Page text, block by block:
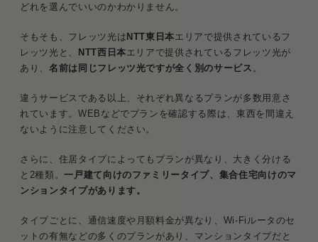
どれを選んでいいのかわかりません。
そもそも、フレッツ光は NTT東日本 エリアで提供されているフ
レッツ光と、
NTT西日本 エリアで提供されているフレッツ光が
あり、 名前は同じフレッツ光ですが全く別のサービス 。
違うサービスである以上、それぞれ異なるプランが多数用意さ
れています。WEBなどでプランを確認する際は、東西を間違え
ないように注意してください。
さらに、住居タイプによってもプランが異なり、大きく分ける
と2種類。一戸建て向けのファミリータイプ、集合住宅向けのマ
ンションタイプがあります。
タイプごとに、通信速度や月額料金が異なり、Wi-Fiルータのセ
ットの有無などの多くのプランがあり、マンションタイプだと